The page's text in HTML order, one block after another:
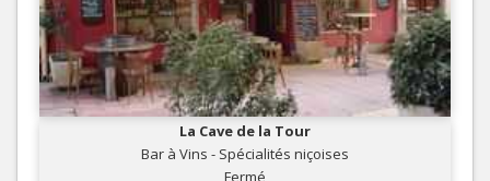
La Cave de la Tour
Bar à Vins - Spécialités niçoises
Fermé